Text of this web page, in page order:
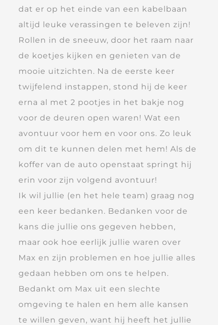
dat er op het einde van een kabelbaan
altijd leuke verassingen te beleven zijn!
Rollen in de sneeuw, door het raam naar
de koetjes kijken en genieten van de
mooie uitzichten. Na de eerste keer
twijfelend instappen, stond hij de keer
erna al met 2 pootjes in het bakje nog
voor de deuren open waren! Wat een
avontuur voor hem en voor ons. Zo leuk
om dit te kunnen delen met hem! Als de
koffer van de auto openstaat springt hij
erin voor zijn volgend avontuur!
Ik wil jullie (en het hele team) graag nog
een keer bedanken. Bedanken voor de
kans die jullie ons gegeven hebben,
maar ook hoe eerlijk jullie waren over
Max en zijn problemen en hoe jullie alles
gedaan hebben om ons te helpen.
Bedankt om Max uit een slechte
omgeving te halen en hem alle kansen
te willen geven, want hij heeft het jullie